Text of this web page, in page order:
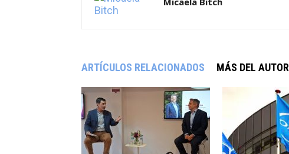
ARTÍCULOS RELACIONADOS MÁS DEL AUTOR